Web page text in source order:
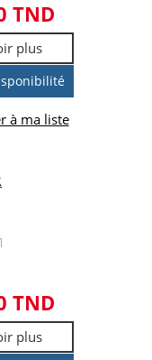
TND
plus
à ma liste
TND
plus